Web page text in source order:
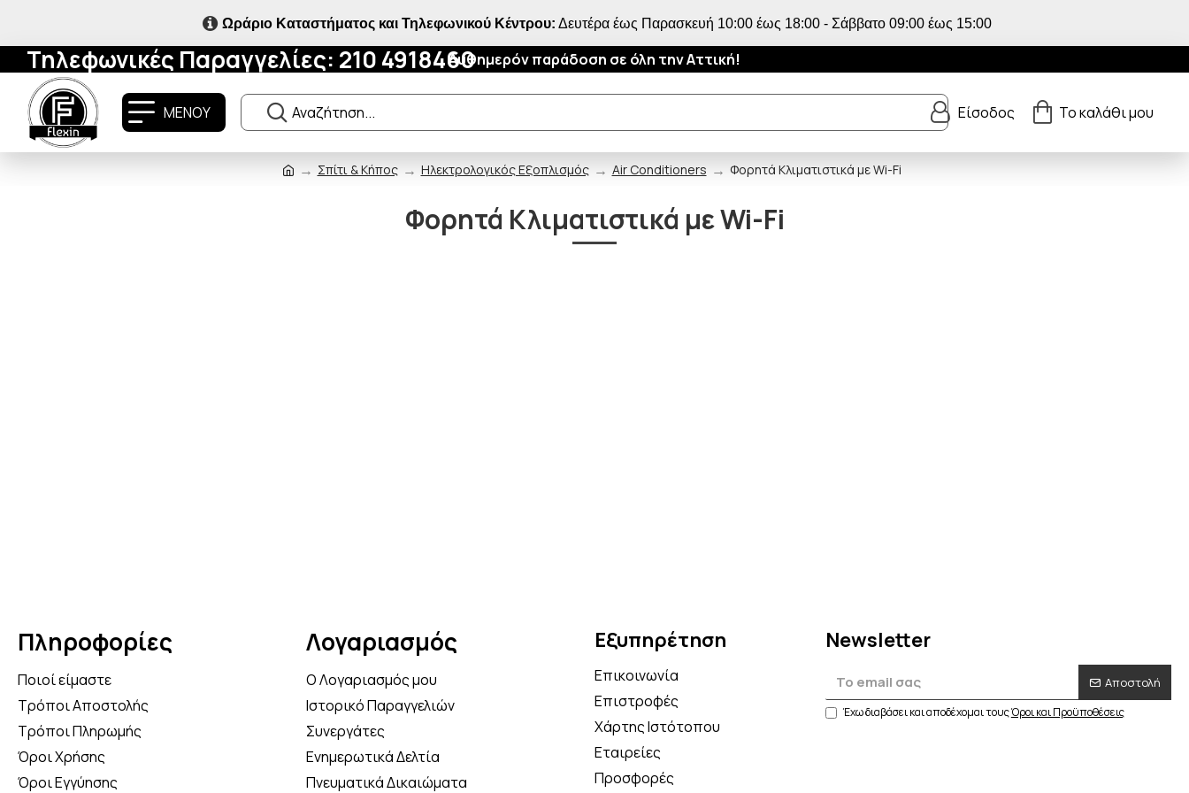
Ωράριο Καταστήματος και Τηλεφωνικού Κέντρου: Δευτέρα έως Παρασκευή 10:00 έως 18:00 - Σάββατο 09:00 έως 15:00
Τηλεφωνικές Παραγγελίες: 210 4918460Αυθημερόν παράδοση σε όλη την Αττική!
ΜΕΝΟΥ Είσοδος Το καλάθι μου
Σπίτι & Κήπος Ηλεκτρολογικός Εξοπλισμός Air Conditioners Φορητά Κλιματιστικά με Wi-Fi
Φορητά Κλιματιστικά με Wi-Fi
Πληροφορίες
Ποιοί είμαστε
Τρόποι Αποστολής
Τρόποι Πληρωμής
Όροι Χρήσης
Όροι Εγγύησης
Λογαριασμός
Ο Λογαριασμός μου
Ιστορικό Παραγγελιών
Συνεργάτες
Ενημερωτικά Δελτία
Πνευματικά Δικαιώματα
Εξυπηρέτηση
Επικοινωνία
Επιστροφές
Χάρτης Ιστότοπου
Εταιρείες
Προσφορές
Newsletter
Αποστολή
Έχω διαβάσει και αποδέχομαι τουςΌροι και Προϋποθέσεις